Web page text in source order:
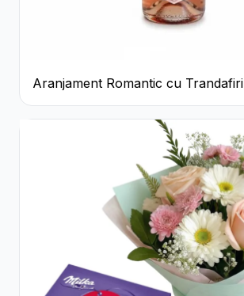
Aranjament Romantic cu Trandafiri
Roșii și Șampanie rose